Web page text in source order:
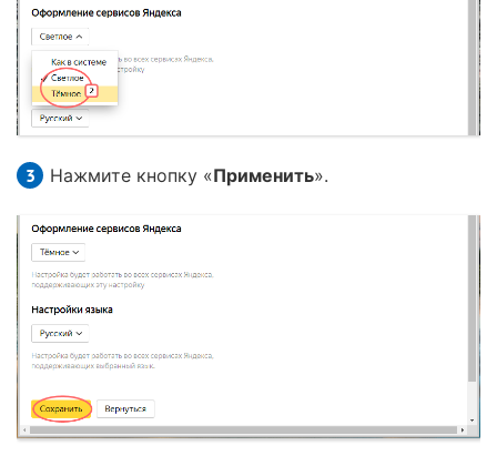
Нажмите кнопку «Применить».